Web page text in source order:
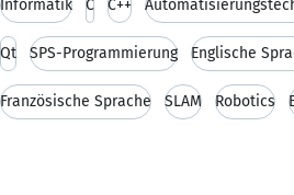
Informatik C C++
Qt SPS-Programmierung Englische
Französische Sprache SLAM Robotics